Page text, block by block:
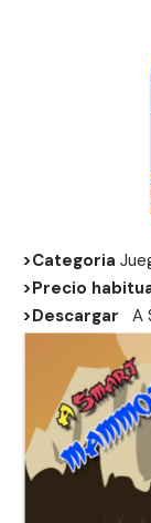
>Categoria
>Precio
>Descargar
A